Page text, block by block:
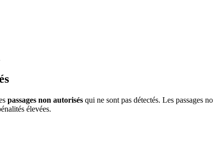
passages non autorisés qui ne sont pas détectés. Les passages
élevées.